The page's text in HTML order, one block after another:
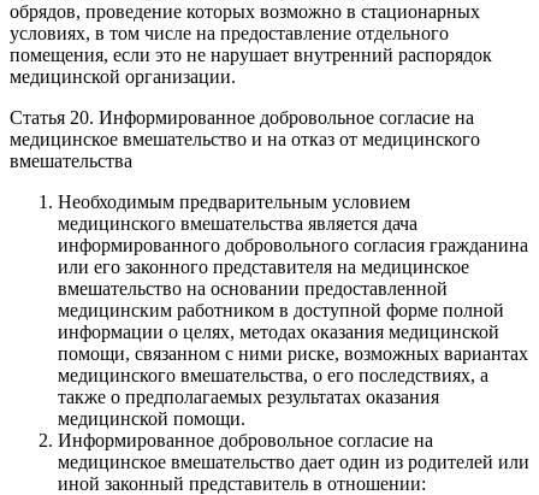
обрядов, проведение которых возможно в стационарных
условиях, в том числе на предоставление отдельного
помещения, если это не нарушает внутренний распорядок
медицинской организации.
Статья 20. Информированное добровольное согласие на
медицинское вмешательство и на отказ от медицинского
вмешательства
Необходимым предварительным условием
медицинского вмешательства является дача
информированного добровольного согласия гражданина
или его законного представителя на медицинское
вмешательство на основании предоставленной
медицинским работником в доступной форме полной
информации о целях, методах оказания медицинской
помощи, связанном с ними риске, возможных вариантах
медицинского вмешательства, о его последствиях, а
также о предполагаемых результатах оказания
медицинской помощи.
Информированное добровольное согласие на
медицинское вмешательство дает один из родителей или
иной законный представитель в отношении: